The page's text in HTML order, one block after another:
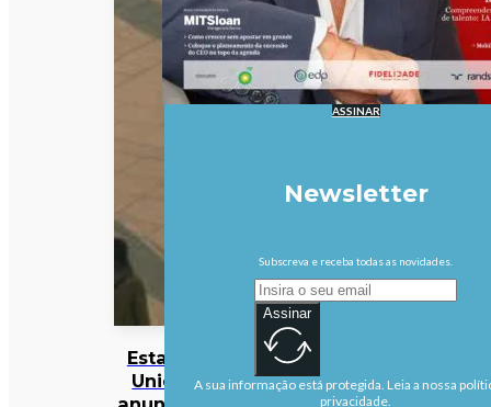
Estados
Unidos
ASSINAR
Newsletter
Subscreva e receba todas as novidades.
Assinar
A sua informação está protegida. Leia a nossa
privacidade.